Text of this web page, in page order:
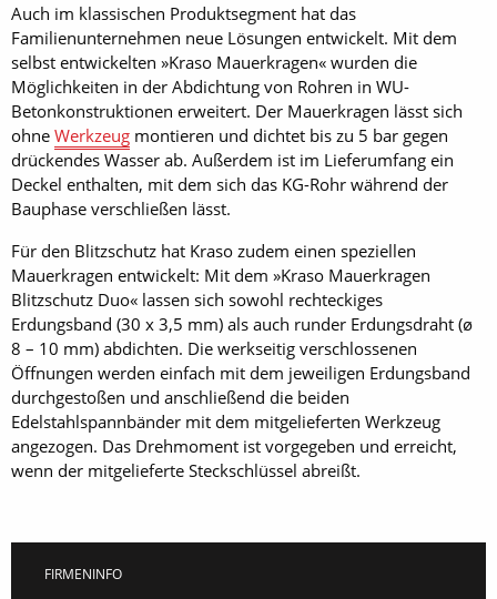
Auch im klassischen Produktsegment hat das
Familienunternehmen neue Lösungen entwickelt. Mit dem
selbst entwickelten »Kraso Mauerkragen« wurden die
Möglichkeiten in der Abdichtung von Rohren in WU-
Betonkonstruktionen erweitert. Der Mauerkragen lässt sich
ohne Werkzeug montieren und dichtet bis zu 5 bar gegen
drückendes Wasser ab. Außerdem ist im Lieferumfang ein
Deckel enthalten, mit dem sich das KG-Rohr während der
Bauphase verschließen lässt.
Für den Blitzschutz hat Kraso zudem einen speziellen
Mauerkragen entwickelt: Mit dem »Kraso Mauerkragen
Blitzschutz Duo« lassen sich sowohl rechteckiges
Erdungsband (30 x 3,5 mm) als auch runder Erdungsdraht (ø
8 – 10 mm) abdichten. Die werkseitig verschlossenen
Öffnungen werden einfach mit dem jeweiligen Erdungsband
durchgestoßen und anschließend die beiden
Edelstahlspannbänder mit dem mitgelieferten Werkzeug
angezogen. Das Drehmoment ist vorgegeben und erreicht,
wenn der mitgelieferte Steckschlüssel abreißt.
FIRMENINFO